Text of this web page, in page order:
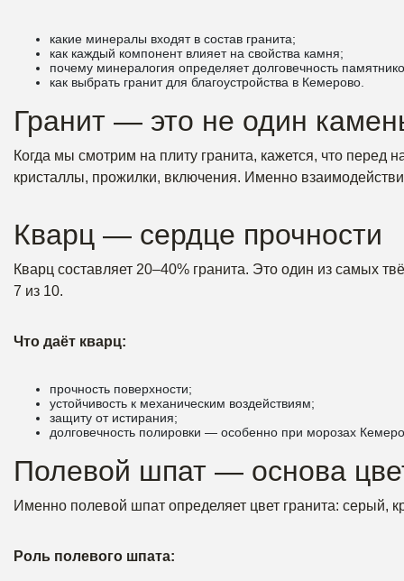
какие минералы входят в состав гранита;
как каждый компонент влияет на свойства камня;
почему минералогия определяет долговечность
как выбрать гранит для благоустройства в Кемерово.
Гранит — это не один
Когда мы смотрим на плиту гранита, кажется, что
кристаллы, прожилки, включения. Именно
Кварц — сердце прочности
Кварц составляет 20–40% гранита. Это один из самых
7 из 10.
Что даёт кварц:
прочность поверхности;
устойчивость к механическим воздействиям;
защиту от истирания;
долговечность полировки — особенно при морозах
Полевой шпат — основа
Именно полевой шпат определяет цвет гранита: серый,
Роль полевого шпата: